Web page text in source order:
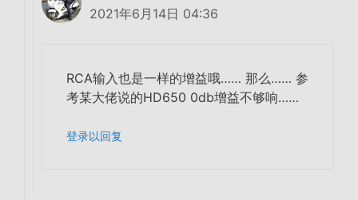
2021年6月14日 04:36
RCA输入也是一样的增益哦…… 那么…… 参
考某大佬说的HD650 0db增益不够响……
登录以回复